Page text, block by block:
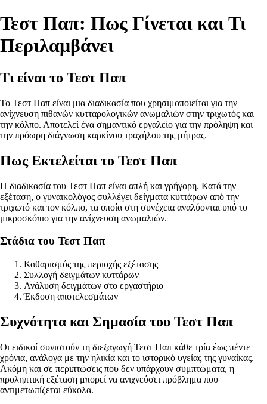
Τεστ Παπ: Πως Γίνεται και Τι
Περιλαμβάνει
Τι είναι το Τεστ Παπ
Το Τεστ Παπ είναι μια διαδικασία που χρησιμοποιείται για την
ανίχνευση πιθανών κυτταρολογικών ανωμαλιών στην τριχωτός και
την κόλπο. Αποτελεί ένα σημαντικό εργαλείο για την πρόληψη και
την πρόωρη διάγνωση καρκίνου τραχήλου της μήτρας.
Πως Εκτελείται το Τεστ Παπ
Η διαδικασία του Τεστ Παπ είναι απλή και γρήγορη. Κατά την
εξέταση, ο γυναικολόγος συλλέγει δείγματα κυττάρων από την
τριχωτό και τον κόλπο, τα οποία στη συνέχεια αναλύονται υπό το
μικροσκόπιο για την ανίχνευση ανωμαλιών.
Στάδια του Τεστ Παπ
Καθαρισμός της περιοχής εξέτασης
Συλλογή δειγμάτων κυττάρων
Ανάλυση δειγμάτων στο εργαστήριο
Έκδοση αποτελεσμάτων
Συχνότητα και Σημασία του Τεστ Παπ
Οι ειδικοί συνιστούν τη διεξαγωγή Τεστ Παπ κάθε τρία έως πέντε
χρόνια, ανάλογα με την ηλικία και το ιστορικό υγείας της γυναίκας.
Ακόμη και σε περιπτώσεις που δεν υπάρχουν συμπτώματα, η
προληπτική εξέταση μπορεί να ανιχνεύσει πρόβλημα που
αντιμετωπίζεται εύκολα.